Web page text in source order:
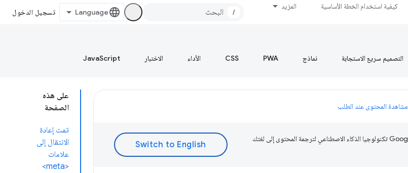
كيفية استخدام الخطة الأساسية المزيد
/ تسجيل الدخول
التصميم سريع الاستجابة نماذج PWA
CSS الأداء الاختبار JavaScript
على هذه
الصفحة
تمت إعادة
الانتقال إلى
علامات
<meta>
مشاهدة المحتوى عند الطلب
تستخدم Google تكنولوجيا الذكاء الاصطناعي لترجمة المحتوى إلى لغتك